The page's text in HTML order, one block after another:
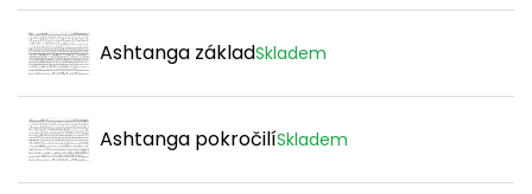
Ashtanga základSkladem
Ashtanga pokročilíSkladem